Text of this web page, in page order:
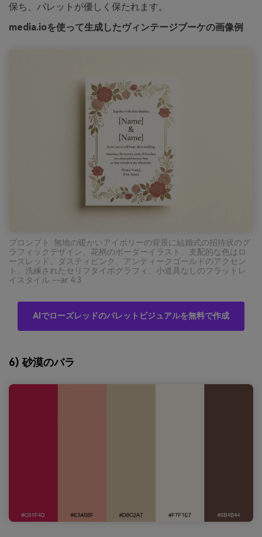
保ち、パレットが優しく保たれます。
media.ioを使って生成したヴィンテージブーケの画像例
プロンプト: 無地の暖かいアイボリーの背景に結婚式の招待状のグ
ラフィックデザイン、花柄のボーダーイラスト、支配的な色はロ
ーズレッド、ダスティピンク、アンティークゴールドのアクセン
ト、洗練されたセリフタイポグラフィ、小道具なしのフラットレ
イスタイル --ar 4:3
AIでローズレッドのパレットビジュアルを無料で作成
6) 砂漠のバラ